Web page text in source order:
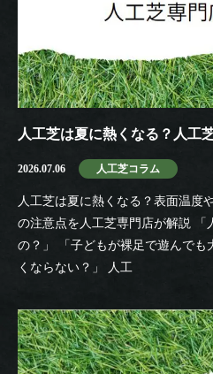
人工芝は夏に熱くなる？人工
2026.07.06 人工芝コラム
人工芝は夏に熱くなる？表面温度
の注意点を人工芝専門店が解説 「
の？」 「子どもが裸足で遊んでも
くならない？」 人工